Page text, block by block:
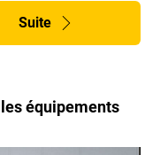
Suite
équipements